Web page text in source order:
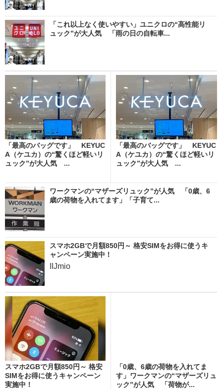
「これ以上なく使いやすい」ユニクロの“高性能リ
ュック”が大人気 「雨の日の自転車...
「最高のバッグです」 KEYUC
A（ケユカ）の“驚くほど軽いリ
ュック”が大人気 ...
「最高のバッグです」 KEYUC
A（ケユカ）の“驚くほど軽いリ
ュック”が大人気 ...
ワークマンの“マザーズリュック”が人気 「0歳、6
歳の荷物を入れてます」「子育て...
スマホ2GBで月額850円～ 格安SIMをお得に使うキ
ャンペーン実施中！
IIJmio
スマホ2GBで月額850円～ 格安
SIMをお得に使うキャンペーン
実施中！
「0歳、6歳の荷物を入れてま
す」ワークマンの“マザーズリュ
ック”が人気 「荷物が...